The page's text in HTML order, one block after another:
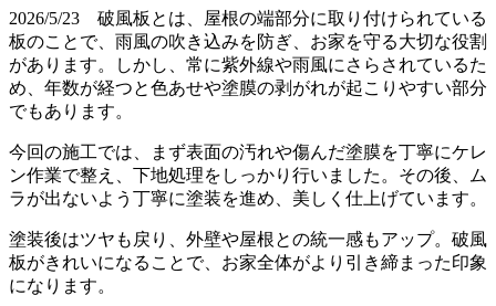
2026/5/23 破風板とは、屋根の端部分に取り付けられている
板のことで、雨風の吹き込みを防ぎ、お家を守る大切な役割
があります。しかし、常に紫外線や雨風にさらされているた
め、年数が経つと色あせや塗膜の剥がれが起こりやすい部分
でもあります。
今回の施工では、まず表面の汚れや傷んだ塗膜を丁寧にケレ
ン作業で整え、下地処理をしっかり行いました。その後、ム
ラが出ないよう丁寧に塗装を進め、美しく仕上げています。
塗装後はツヤも戻り、外壁や屋根との統一感もアップ。破風
板がきれいになることで、お家全体がより引き締まった印象
になります。